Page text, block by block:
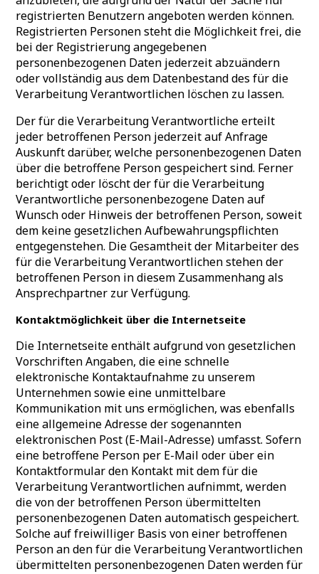
registrierten Benutzern angeboten werden können.
Registrierten Personen steht die Möglichkeit frei, die
bei der Registrierung angegebenen
personenbezogenen Daten jederzeit abzuändern
oder vollständig aus dem Datenbestand des für die
Verarbeitung Verantwortlichen löschen zu lassen.
Der für die Verarbeitung Verantwortliche erteilt
jeder betroffenen Person jederzeit auf Anfrage
Auskunft darüber, welche personenbezogenen Daten
über die betroffene Person gespeichert sind. Ferner
berichtigt oder löscht der für die Verarbeitung
Verantwortliche personenbezogene Daten auf
Wunsch oder Hinweis der betroffenen Person, soweit
dem keine gesetzlichen Aufbewahrungspflichten
entgegenstehen. Die Gesamtheit der Mitarbeiter des
für die Verarbeitung Verantwortlichen stehen der
betroffenen Person in diesem Zusammenhang als
Ansprechpartner zur Verfügung.
Kontaktmöglichkeit über die Internetseite
Die Internetseite enthält aufgrund von gesetzlichen
Vorschriften Angaben, die eine schnelle
elektronische Kontaktaufnahme zu unserem
Unternehmen sowie eine unmittelbare
Kommunikation mit uns ermöglichen, was ebenfalls
eine allgemeine Adresse der sogenannten
elektronischen Post (E-Mail-Adresse) umfasst. Sofern
eine betroffene Person per E-Mail oder über ein
Kontaktformular den Kontakt mit dem für die
Verarbeitung Verantwortlichen aufnimmt, werden
die von der betroffenen Person übermittelten
personenbezogenen Daten automatisch gespeichert.
Solche auf freiwilliger Basis von einer betroffenen
Person an den für die Verarbeitung Verantwortlichen
übermittelten personenbezogenen Daten werden für